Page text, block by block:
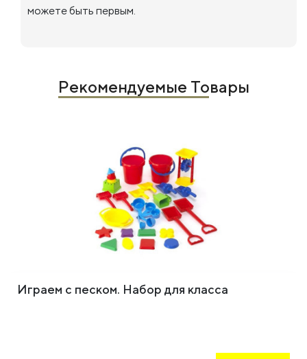
можете быть первым.
Рекомендуемые Товары
Играем с песком. Набор для класса